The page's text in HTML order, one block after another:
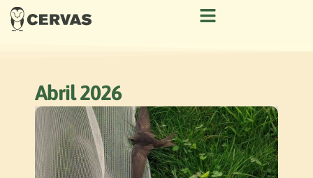
Abril 2026